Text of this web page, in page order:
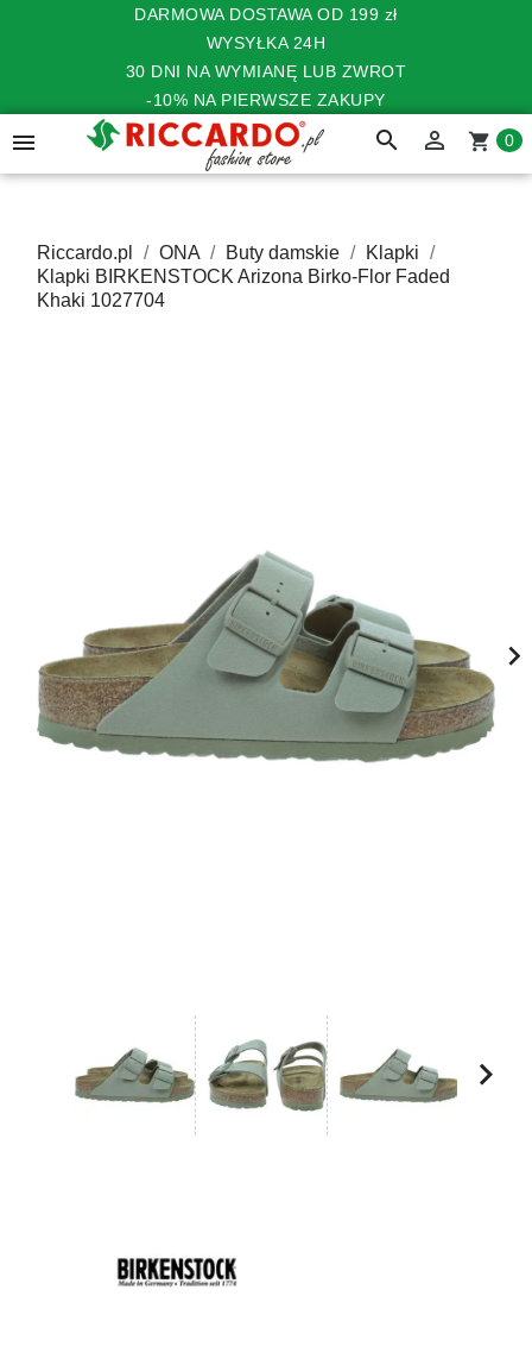
DARMOWA DOSTAWA OD 199 zł
WYSYŁKA 24H
30 DNI NA WYMIANĘ LUB ZWROT
-10% NA PIERWSZE ZAKUPY
 search  shopping_cart 0
Riccardo.pl ONA Buty damskie
Klapki
Klapki BIRKENSTOCK Arizona Birko-Flor Faded
Khaki 1027704
